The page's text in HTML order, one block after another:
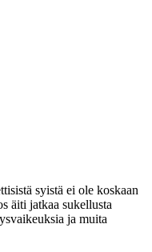
syistä ei ole koskaan
äiti jatkaa sukellusta
ja muita